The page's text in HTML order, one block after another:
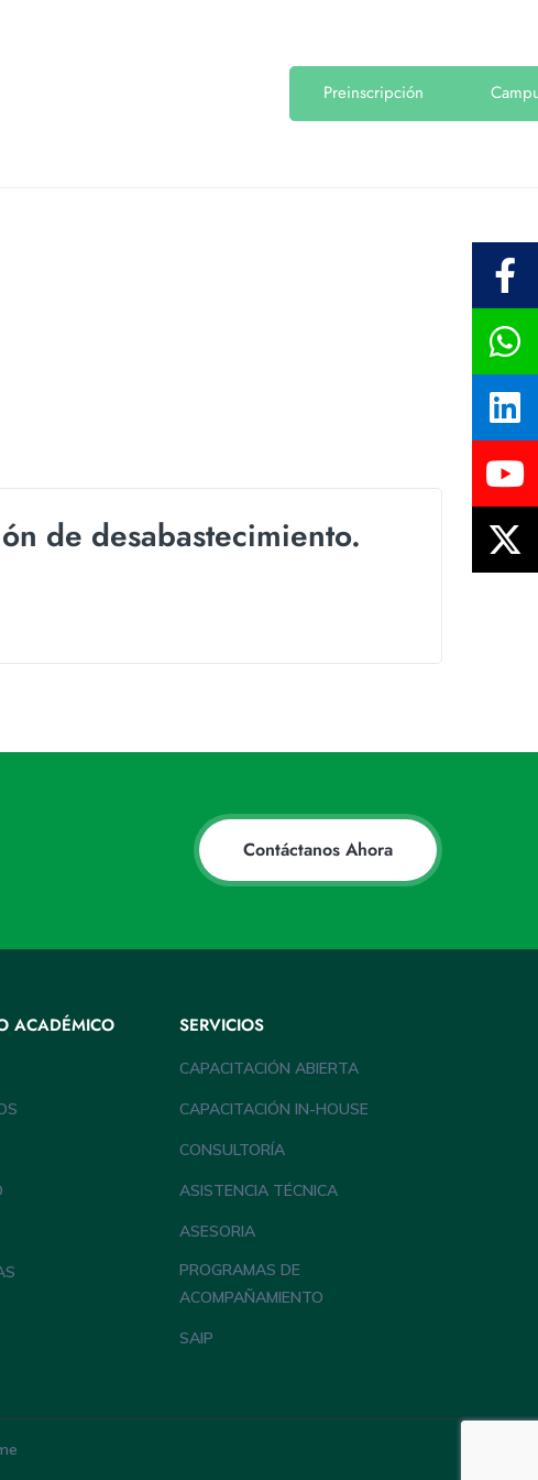
Preinscripción
de desabastecimiento.
Contáctanos Ahora
ACADÉMICO SERVICIOS
CAPACITACIÓN ABIERTA
CAPACITACIÓN IN-HOUSE
CONSULTORÍA
ASISTENCIA TÉCNICA
ASESORIA
PROGRAMAS DE
ACOMPAÑAMIENTO
SAIP